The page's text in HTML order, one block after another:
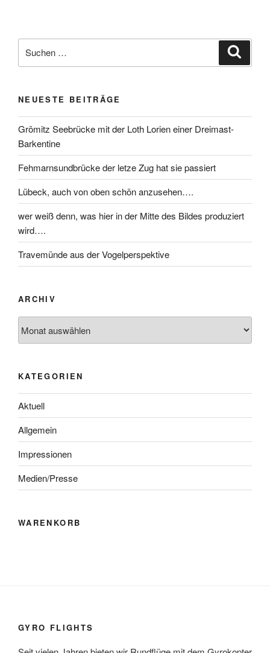
NEUESTE BEITRÄGE
Grömitz Seebrücke mit der Loth Lorien einer Dreimast-
Barkentine
Fehmarnsundbrücke der letze Zug hat sie passiert
Lübeck, auch von oben schön anzusehen….
wer weiß denn, was hier in der Mitte des Bildes produziert
wird….
Travemünde aus der Vogelperspektive
ARCHIV
KATEGORIEN
Aktuell
Allgemein
Impressionen
Medien/Presse
WARENKORB
GYRO FLIGHTS